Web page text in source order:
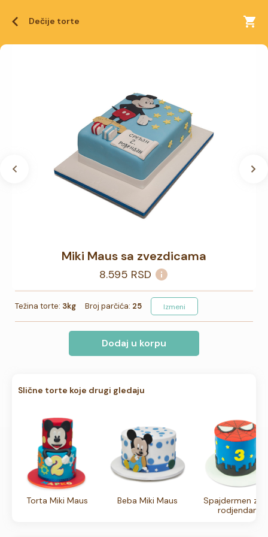
Dečije torte
Miki Maus sa zvezdicama
8.595 RSD
Težina torte: 3kg Broj parčića: 25 Izmeni
Dodaj u korpu
Slične torte koje drugi gledaju
Torta Miki Maus Beba Miki Maus
Spajdermen za
rodjendan